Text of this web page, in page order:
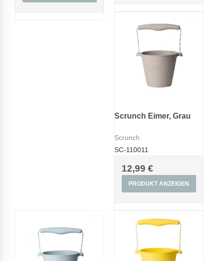
Scrunch Eimer, Grau
Scrunch
SC-110011
12,99 €
PRODUKT ANZEIGEN